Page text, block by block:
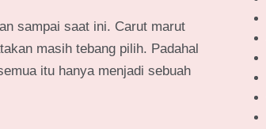
sampai saat ini. Carut marut
masih tebang pilih. Padahal
itu hanya menjadi sebuah